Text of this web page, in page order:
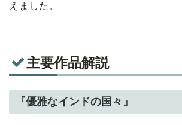
えました。
主要作品解説
『優雅なインドの国々』